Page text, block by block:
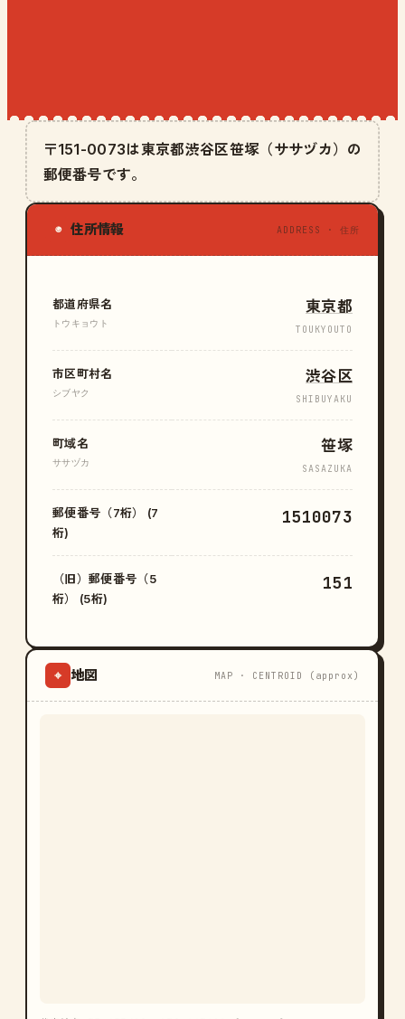
〒151-0073は東京都渋谷区笹塚（ササヅカ）の
郵便番号です。
◉ 住所情報 ADDRESS · 住所
都道府県名
トウキョウト
東京都
TOUKYOUTO
市区町村名
シブヤク
渋谷区
SHIBUYAKU
町域名
ササヅカ
笹塚
SASAZUKA
郵便番号（7桁） (7
桁)
1510073
（旧）郵便番号（5
桁） (5桁)
151
⌖ 地図 MAP · CENTROID (approx)